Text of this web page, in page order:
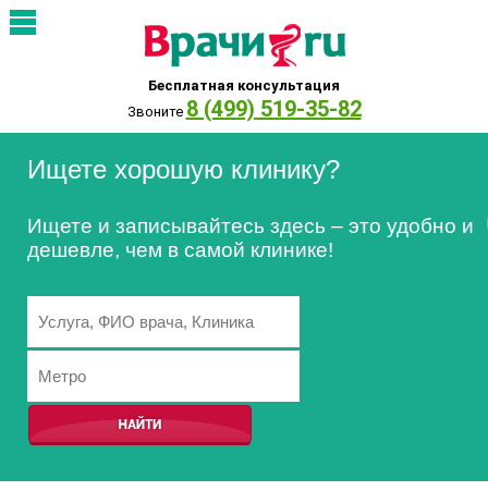
Бесплатная консультация
Звоните 8 (499) 519-35-82
Ищете хорошую клинику?
Ищете и записывайтесь здесь – это удобно и
дешевле, чем в самой клинике!